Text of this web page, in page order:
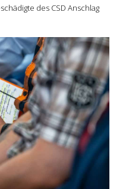
des CSD Anschlag